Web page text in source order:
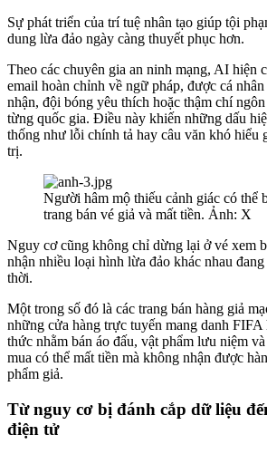
Sự phát triển của trí tuệ nhân tạo giúp tội
dung lừa đảo ngày càng thuyết phục hơn.
Theo các chuyên gia an ninh mạng, AI hiện
email hoàn chỉnh về ngữ pháp, được cá
nhận, đội bóng yêu thích hoặc thậm chí
từng quốc gia. Điều này khiến những dấu
thống như lỗi chính tả hay câu văn khó hiểu
trị.
Người hâm mộ thiếu cảnh giác có thể
trang bán vé giả và mất tiền. Ảnh: X
Nguy cơ cũng không chỉ dừng lại ở vé xem
nhận nhiều loại hình lừa đảo khác nhau
thời.
Một trong số đó là các trang bán hàng giả
những cửa hàng trực tuyến mang danh FIFA
thức nhằm bán áo đấu, vật phẩm lưu niệm
mua có thể mất tiền mà không nhận được
phẩm giả.
Từ nguy cơ bị đánh cắp dữ liệu
điện tử